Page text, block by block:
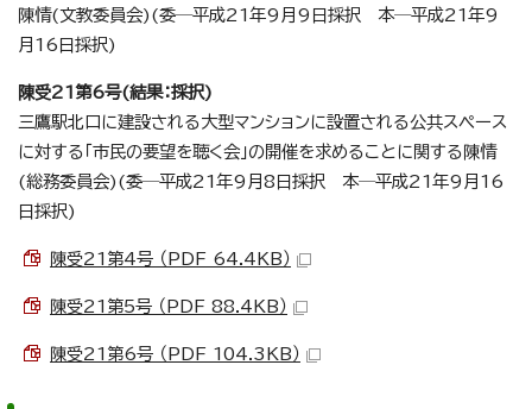
陳情(文教委員会)(委─平成21年9月9日採択 本─平成21年9
月16日採択)
陳受21第6号(結果：採択)
三鷹駅北口に建設される大型マンションに設置される公共スペース
に対する「市民の要望を聴く会」の開催を求めることに関する陳情
(総務委員会)(委─平成21年9月8日採択 本─平成21年9月16
日採択)
陳受21第4号 （PDF 64.4KB）
陳受21第5号 （PDF 88.4KB）
陳受21第6号 （PDF 104.3KB）